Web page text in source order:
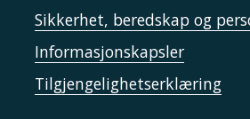
Sikkerhet, beredskap og
Informasjonskapsler
Tilgjengelighetserklæring